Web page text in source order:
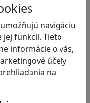
navigáciu
jej funkcií. Tieto
informácie o vás,
účely
na